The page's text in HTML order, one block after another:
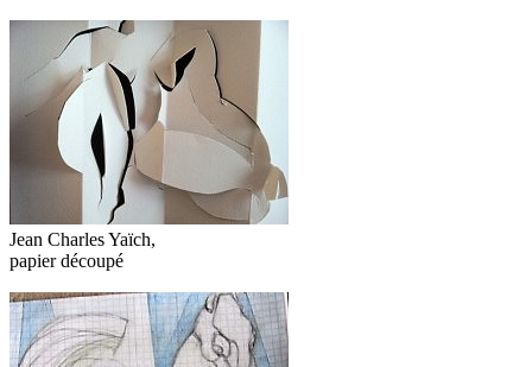
Jean Charles Yaïch,
papier découpé